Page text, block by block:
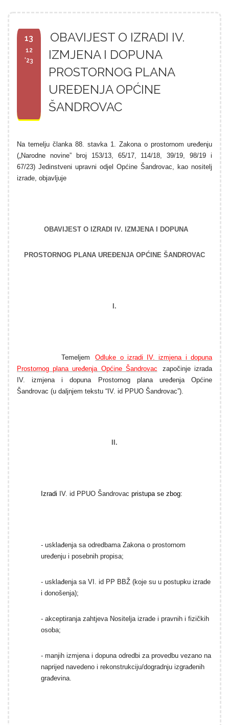
13
12
'23
OBAVIJEST O IZRADI IV.
IZMJENA I DOPUNA
PROSTORNOG PLANA
UREĐENJA OPĆINE
ŠANDROVAC
Na temelju članka 88. stavka 1. Zakona o prostornom uređenju
(„Narodne novine” broj 153/13, 65/17, 114/18, 39/19, 98/19 i
67/23) Jedinstveni upravni odjel Općine Šandrovac, kao nositelj
izrade, objavljuje
OBAVIJEST O IZRADI IV. IZMJENA I DOPUNA
PROSTORNOG PLANA UREĐENJA OPĆINE ŠANDROVAC
I.
Temeljem
Odluke o izradi IV. izmjena i dopuna
Prostornog plana uređenja Općine Šandrovac
započinje izrada
IV. izmjena i dopuna Prostornog plana uređenja Općine
Šandrovac (u daljnjem tekstu “IV. id PPUO Šandrovac”).
II.
Izradi IV. id PPUO Šandrovac pristupa se zbog:
- usklađenja sa odredbama Zakona o prostornom
uređenju i posebnih propisa;
- usklađenja sa VI. id PP BBŽ (koje su u postupku izrade
i donošenja);
- akceptiranja zahtjeva Nositelja izrade i pravnih i fizičkih
osoba;
- manjih izmjena i dopuna odredbi za provedbu vezano na
naprijed navedeno i rekonstrukciju/dogradnju izgrađenih
građevina.